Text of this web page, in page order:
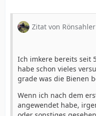
Zitat von Rönsahler
Ich imkere bereits seit
habe schon vieles
grade was die Bienen
Wenn ich nach dem
angewendet habe,